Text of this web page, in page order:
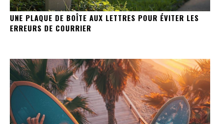
UNE PLAQUE DE BOÎTE AUX LETTRES POUR ÉVITER LES
ERREURS DE COURRIER